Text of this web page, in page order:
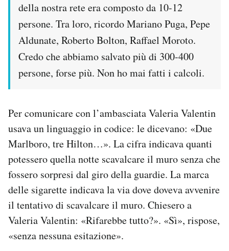
della nostra rete era composto da 10-12
persone. Tra loro, ricordo Mariano Puga, Pepe
Aldunate, Roberto Bolton, Raffael Moroto.
Credo che abbiamo salvato più di 300-400
persone, forse più. Non ho mai fatti i calcoli.
Per comunicare con l’ambasciata Valeria Valentin
usava un linguaggio in codice: le dicevano: «Due
Marlboro, tre Hilton…». La cifra indicava quanti
potessero quella notte scavalcare il muro senza che
fossero sorpresi dal giro della guardie. La marca
delle sigarette indicava la via dove doveva avvenire
il tentativo di scavalcare il muro. Chiesero a
Valeria Valentin: «Rifarebbe tutto?». «Sì», rispose,
«senza nessuna esitazione».